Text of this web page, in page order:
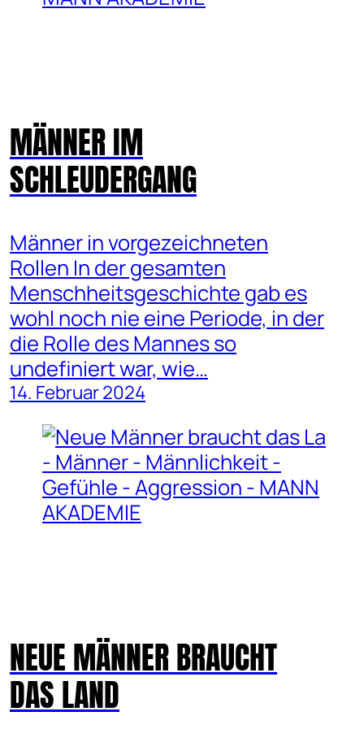
MÄNNER IM
SCHLEUDERGANG
Männer in vorgezeichneten
Rollen In der gesamten
Menschheitsgeschichte gab es
wohl noch nie eine Periode, in der
die Rolle des Mannes so
undefiniert war, wie…
14. Februar 2024
NEUE MÄNNER BRAUCHT
DAS LAND